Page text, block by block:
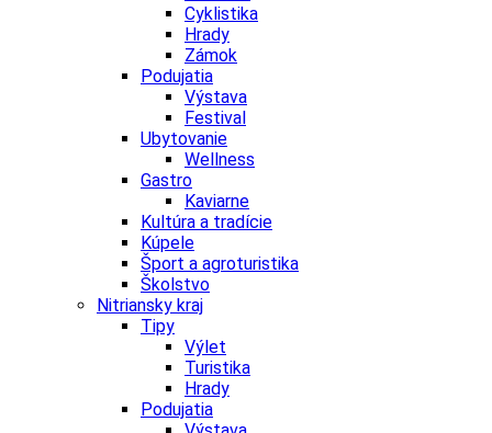
Cyklistika
Hrady
Zámok
Podujatia
Výstava
Festival
Ubytovanie
Wellness
Gastro
Kaviarne
Kultúra a tradície
Kúpele
Šport a agroturistika
Školstvo
Nitriansky kraj
Tipy
Výlet
Turistika
Hrady
Podujatia